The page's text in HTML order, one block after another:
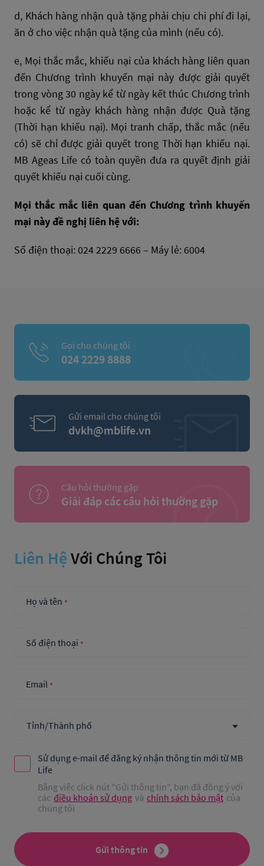
d, Khách hàng nhận quà tặng phải chịu chi phí đi lại,
ăn ở cho việc nhận quà tặng của mình (nếu có).
e, Mọi thắc mắc, khiếu nại của khách hàng liên quan
đến Chương trình khuyến mại này được giải quyết
trong vòng 30 ngày kể từ ngày kết thúc Chương trình
hoặc kể từ ngày khách hàng nhận được Quà tặng
(Thời hạn khiếu nại). Mọi tranh chấp, thắc mắc (nếu
có) sẽ chỉ được giải quyết trong Thời hạn khiếu nại.
MB Ageas Life có toàn quyền đưa ra quyết định giải
quyết khiếu nại cuối cùng.
Mọi thắc mắc liên quan đến Chương trình khuyến
mại này đề nghị liên hệ với:
Số điện thoại: 024 2229 6666 – Máy lẻ: 6004
Gọi cho chúng tôi
024 2229 8888
Gửi email cho chúng tôi
dvkh@mblife.vn
Câu hỏi thường gặp
Giải đáp các câu hỏi thường gặp
Liên HệVới Chúng Tôi
Họ và tên *
Số điện thoại *
Email *
Sử dụng e-mail để đăng ký nhận thông tin mới từ MB
Life
Bằng việc click nút "Gửi thông tin", bạn đã đồng ý với
các điều khoản sử dụng và chính sách bảo mật của
chúng tôi
Gửi thông tin